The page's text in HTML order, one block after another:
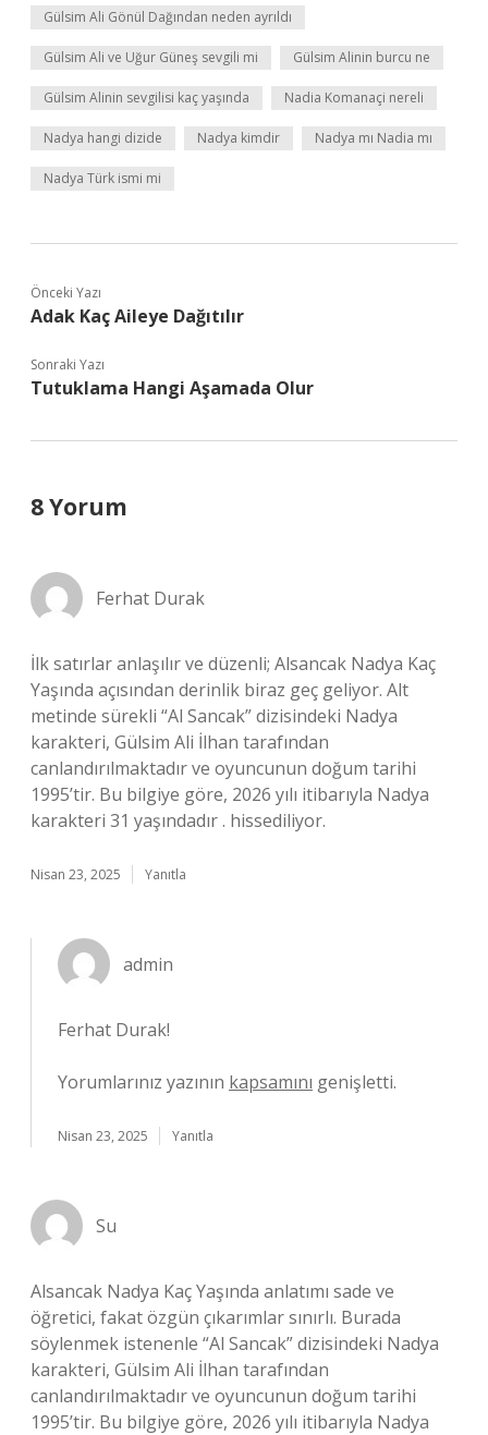
Gülsim Ali Gönül Dağından neden ayrıldı
Gülsim Ali ve Uğur Güneş sevgili mi Gülsim Alinin burcu ne
Gülsim Alinin sevgilisi kaç yaşında Nadia Komanaçi nereli
Nadya hangi dizide Nadya kimdir Nadya mı Nadia mı
Nadya Türk ismi mi
Önceki Yazı
Adak Kaç Aileye Dağıtılır
Sonraki Yazı
Tutuklama Hangi Aşamada Olur
8 Yorum
Ferhat Durak
İlk satırlar anlaşılır ve düzenli; Alsancak Nadya Kaç
Yaşında açısından derinlik biraz geç geliyor. Alt
metinde sürekli “Al Sancak” dizisindeki Nadya
karakteri, Gülsim Ali İlhan tarafından
canlandırılmaktadır ve oyuncunun doğum tarihi
1995’tir. Bu bilgiye göre, 2026 yılı itibarıyla Nadya
karakteri 31 yaşındadır . hissediliyor.
Nisan 23, 2025 Yanıtla
admin
Ferhat Durak!
Yorumlarınız yazının kapsamını genişletti.
Nisan 23, 2025 Yanıtla
Su
Alsancak Nadya Kaç Yaşında anlatımı sade ve
öğretici, fakat özgün çıkarımlar sınırlı. Burada
söylenmek istenenle “Al Sancak” dizisindeki Nadya
karakteri, Gülsim Ali İlhan tarafından
canlandırılmaktadır ve oyuncunun doğum tarihi
1995’tir. Bu bilgiye göre, 2026 yılı itibarıyla Nadya